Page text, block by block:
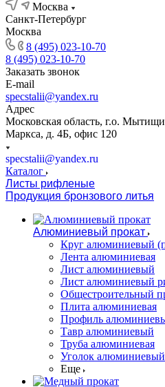
Москва
Санкт-Петербург
Москва
8 (495) 023-10-70
8 (495) 023-10-70
Заказать звонок
E-mail
specstalii@yandex.ru
Адрес
Московская область, г.о.
Маркса, д. 4Б, офис 120
specstalii@yandex.ru
Каталог
Листы рифленые
Продукция бронзового литья
Алюминиевый прокат
Круг алюминиевый
Лента алюминиевая
Лист алюминиевый
Лист алюминиевый
Общестроительный
Плита алюминиевая
Профиль
Тавр алюминиевый
Труба алюминиевая
Уголок алюминиевый
Еще